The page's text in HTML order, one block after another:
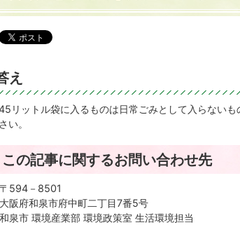
え
リットル袋に入るものは日常ごみとして入らない
さい。
この記事に関するお問い合わせ先
〒594－8501
大阪府和泉市府中町二丁目7番5号
和泉市 環境産業部 環境政策室 生活環境担当